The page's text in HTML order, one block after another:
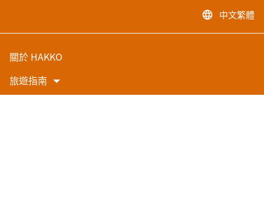
language 中文繁體
關於 HAKKO
旅遊指南